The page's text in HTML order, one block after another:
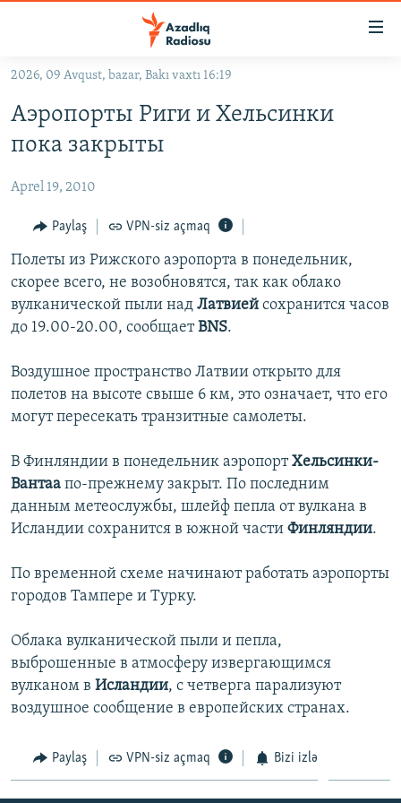
Əsas
qayıt
Əsas
qayıt
#İZAHLA
KORRUPSIOMETR
#ƏSLINDƏ
FƏRQƏ BAX
QANUNI DOĞRU
ARAŞDIRMA
MULTIMEDIA
İNFOQRAFIKA
AZƏRBAYCAN ƏDƏBIYYATI KITABXANASI
İZ - MƏDƏNIYYƏT PROQRAMI
HAQQIMIZDA
MISSIYAMIZ
MATERIALLARIMIZDAN ISTIFADƏ
AZADLIQRADIOSU MOBIL TELEFONUNUZDA
XƏBƏR BÜLLETENLƏRIMIZ
RFE/RL-in bütün saytları
2026, 09 Avqust, bazar, Bakı vaxtı 16:19
Аэропорты Риги и Хельсинки
пока закрыты
Aprel 19, 2010
Paylaş VPN-siz açmaq
Полеты из Рижского аэропорта в понедельник,
скорее всего, не возобновятся, так как облако
вулканической пыли над Латвией сохранится часов
до 19.00-20.00, сообщаетBNS.
Воздушное пространство Латвии открыто для
полетов на высоте свыше 6 км, это означает, что его
могут пересекать транзитные самолеты.
В Финляндии в понедельник аэропортХельсинки-
Вантаа по-прежнему закрыт. По последним
данным метеослужбы, шлейф пепла от вулкана в
Исландии сохранится в южной части Финляндии.
По временной схеме начинают работать аэропорты
городов Тампере и Турку.
Облака вулканической пыли и пепла,
выброшенные в атмосферу извергающимся
вулканом в Исландии, с четверга парализуют
воздушное сообщение в европейских странах.
Paylaş VPN-siz açmaq Bizi izlə